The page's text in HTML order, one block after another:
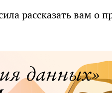
рассказать вам о